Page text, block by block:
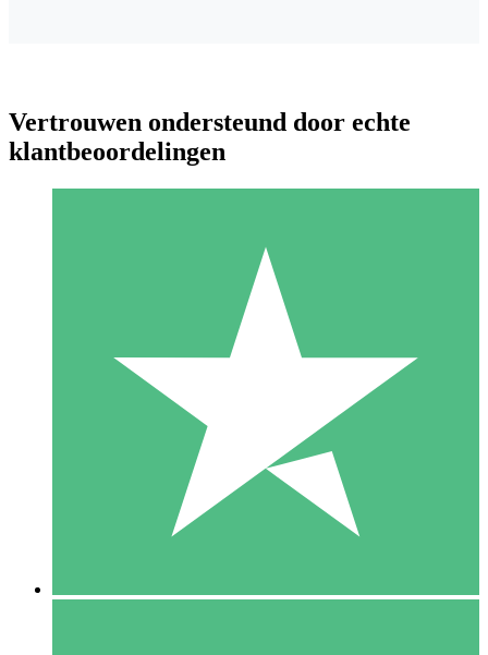
Individuele Creditpakketten
Betaal per gebruik met downloadtegoeden. Geen maandelijkse
1000
Vertrouwen ondersteund door echte
klantbeoordelingen